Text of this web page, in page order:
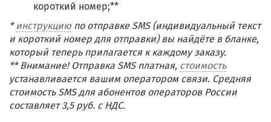
короткий номер;**
*инструкцию по отправке SMS (индивидуальный текст
и короткий номер для отправки) вы найдёте в бланке,
который теперь прилагается к каждому заказу.
** Внимание! Отправка SMS платная, стоимость
устанавливается вашим оператором связи. Средняя
стоимость SMS для абонентов операторов России
составляет 3,5 руб. с НДС.